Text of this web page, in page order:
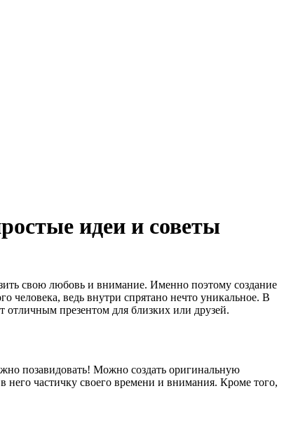
идеи и советы
свою любовь и внимание. Именно поэтому создание
человека, ведь внутри спрятано нечто уникальное. В
отличным презентом для близких или друзей.
позавидовать! Можно создать оригинальную
него частичку своего времени и внимания. Кроме того,